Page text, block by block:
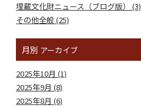
埋蔵文化財ニュース（ブログ版） (3)
その他全般 (25)
月別 アーカイブ
2025年10月 (1)
2025年9月 (8)
2025年8月 (6)